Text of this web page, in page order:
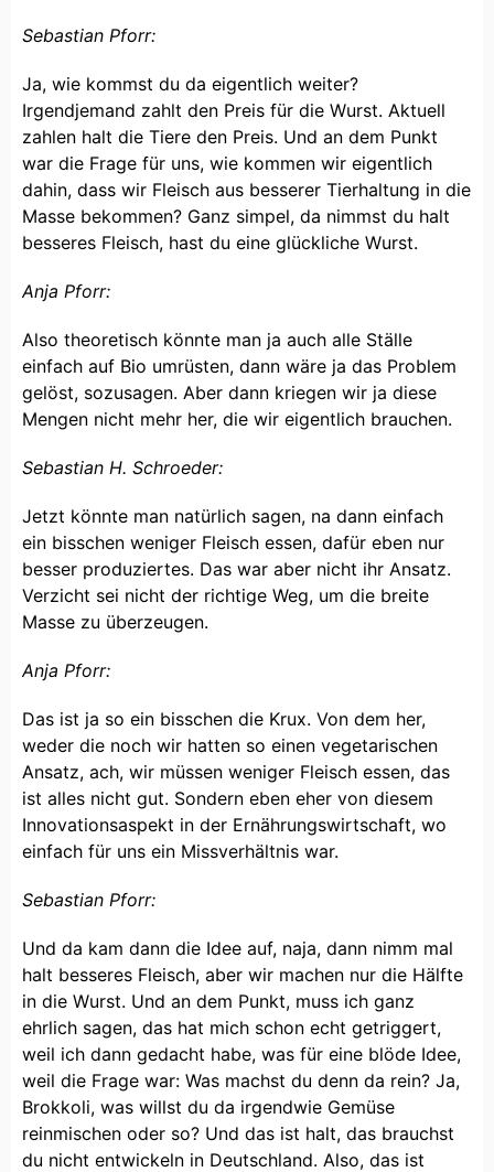
Sebastian Pforr:
Ja, wie kommst du da eigentlich weiter?
Irgendjemand zahlt den Preis für die Wurst. Aktuell
zahlen halt die Tiere den Preis. Und an dem Punkt
war die Frage für uns, wie kommen wir eigentlich
dahin, dass wir Fleisch aus besserer Tierhaltung in die
Masse bekommen? Ganz simpel, da nimmst du halt
besseres Fleisch, hast du eine glückliche Wurst.
Anja Pforr:
Also theoretisch könnte man ja auch alle Ställe
einfach auf Bio umrüsten, dann wäre ja das Problem
gelöst, sozusagen. Aber dann kriegen wir ja diese
Mengen nicht mehr her, die wir eigentlich brauchen.
Sebastian H. Schroeder:
Jetzt könnte man natürlich sagen, na dann einfach
ein bisschen weniger Fleisch essen, dafür eben nur
besser produziertes. Das war aber nicht ihr Ansatz.
Verzicht sei nicht der richtige Weg, um die breite
Masse zu überzeugen.
Anja Pforr:
Das ist ja so ein bisschen die Krux. Von dem her,
weder die noch wir hatten so einen vegetarischen
Ansatz, ach, wir müssen weniger Fleisch essen, das
ist alles nicht gut. Sondern eben eher von diesem
Innovationsaspekt in der Ernährungswirtschaft, wo
einfach für uns ein Missverhältnis war.
Sebastian Pforr:
Und da kam dann die Idee auf, naja, dann nimm mal
halt besseres Fleisch, aber wir machen nur die Hälfte
in die Wurst. Und an dem Punkt, muss ich ganz
ehrlich sagen, das hat mich schon echt getriggert,
weil ich dann gedacht habe, was für eine blöde Idee,
weil die Frage war: Was machst du denn da rein? Ja,
Brokkoli, was willst du da irgendwie Gemüse
reinmischen oder so? Und das ist halt, das brauchst
du nicht entwickeln in Deutschland. Also, das ist